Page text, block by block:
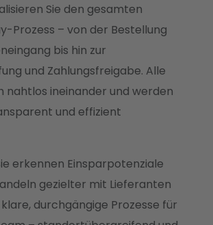
Sie den gesamten
Prozess – von der Bestellung
bis hin zur
und Zahlungsfreigabe. Alle
nahtlos ineinander und werden
und effizient
erkennen Einsparpotenziale
gezielter mit Lieferanten
durchgängige Prozesse für